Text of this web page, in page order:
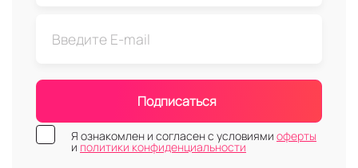
Подписаться
Я ознакомлен и согласен с условиями оферты
и политики конфиденциальности